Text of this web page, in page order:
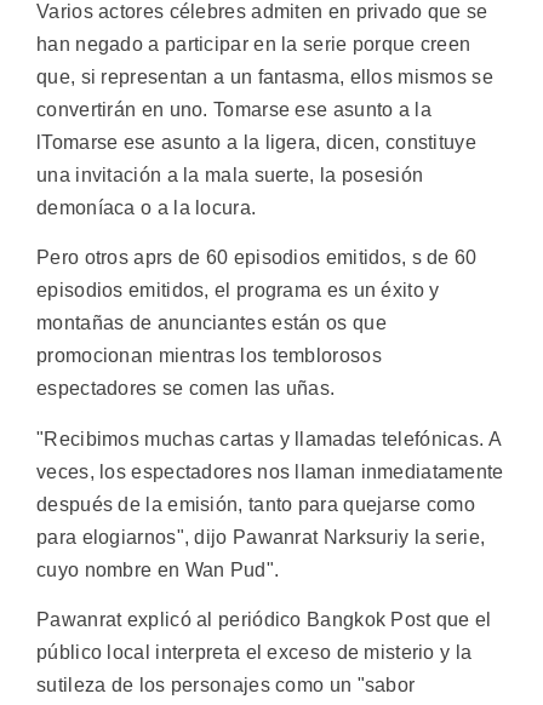
Varios actores célebres admiten en privado que se
han negado a participar en la serie porque creen
que, si representan a un fantasma, ellos mismos se
convertirán en uno. Tomarse ese asunto a la
lTomarse ese asunto a la ligera, dicen, constituye
una invitación a la mala suerte, la posesión
demoníaca o a la locura.
Pero otros aprs de 60 episodios emitidos, s de 60
episodios emitidos, el programa es un éxito y
montañas de anunciantes están os que
promocionan mientras los temblorosos
espectadores se comen las uñas.
"Recibimos muchas cartas y llamadas telefónicas. A
veces, los espectadores nos llaman inmediatamente
después de la emisión, tanto para quejarse como
para elogiarnos", dijo Pawanrat Narksuriy la serie,
cuyo nombre en Wan Pud".
Pawanrat explicó al periódico Bangkok Post que el
público local interpreta el exceso de misterio y la
sutileza de los personajes como un "sabor